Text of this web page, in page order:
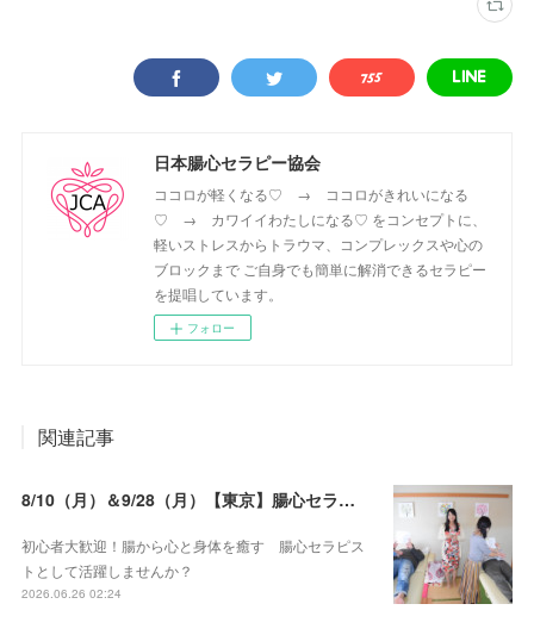
日本腸心セラピー協会
ココロが軽くなる♡ → ココロがきれいになる
♡ → カワイイわたしになる♡ をコンセプトに、
軽いストレスからトラウマ、コンプレックスや心の
ブロックまで ご自身でも簡単に解消できるセラピー
を提唱しています。
フォロー
関連記事
8/10（月）＆9/28（月）【東京】腸心セラピスト養成コース《２日間コース》開講決定
初心者大歓迎！腸から心と身体を癒す 腸心セラピス
トとして活躍しませんか？
2026.06.26 02:24